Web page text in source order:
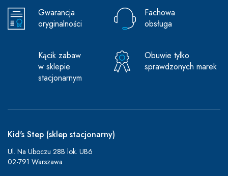
Gwarancja
oryginalności
Fachowa
obsługa
Kącik zabaw
w sklepie
stacjonarnym
Obuwie tylko
sprawdzonych marek
Kid's Step (sklep stacjonarny)
Ul. Na Uboczu 28B lok. UB6
02-791 Warszawa